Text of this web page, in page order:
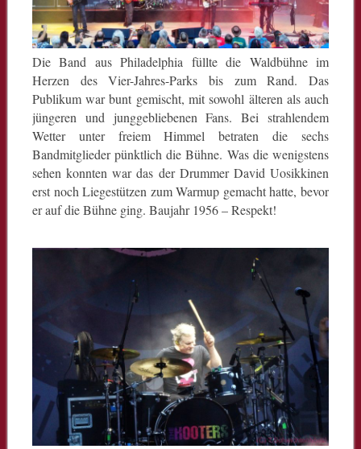
Die Band aus Philadelphia füllte die Waldbühne im
Herzen des Vier-Jahres-Parks bis zum Rand. Das
Publikum war bunt gemischt, mit sowohl älteren als auch
jüngeren und junggebliebenen Fans. Bei strahlendem
Wetter unter freiem Himmel betraten die sechs
Bandmitglieder pünktlich die Bühne. Was die wenigstens
sehen konnten war das der Drummer David Uosikkinen
erst noch Liegestützen zum Warmup gemacht hatte, bevor
er auf die Bühne ging. Baujahr 1956 – Respekt!